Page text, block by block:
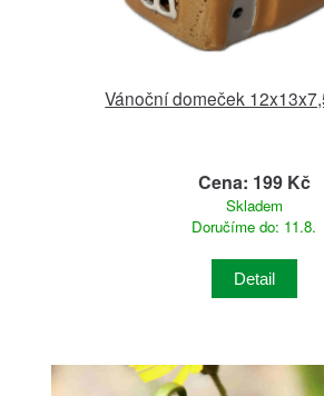
Vánoční domeček
Cena: 199 Kč
Skladem
Doručíme do: 11.8.
Detail